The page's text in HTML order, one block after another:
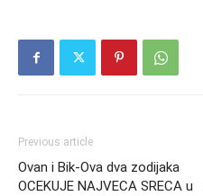
Previous article
Ovan i Bik-Ova dva zodijaka
OCEKUJE NAJVECA SRECA u